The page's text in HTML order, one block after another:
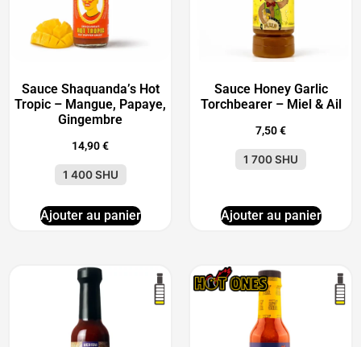
Sauce Shaquanda’s Hot
Tropic – Mangue, Papaye,
Gingembre
14,90€
1 400 SHU
Ajouter au panier
Sauce Honey Garlic
Torchbearer – Miel & Ail
7,50€
1 700 SHU
Ajouter au panier